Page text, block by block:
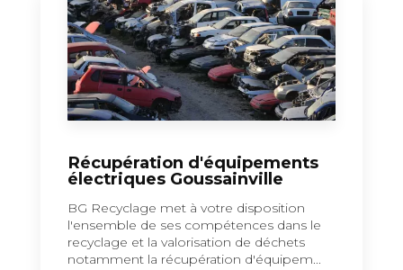
Récupération d'équipements
électriques Goussainville
BG Recyclage met à votre disposition
l'ensemble de ses compétences dans le
recyclage et la valorisation de déchets
notamment la récupération d'équipem...